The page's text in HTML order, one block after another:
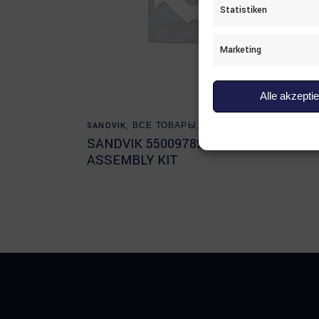
Statistiken
Marketing
Alle
Read more
SANDVIK, ВСЕ ТОВАРЫ ,
SANDVIK 55009785
ASSEMBLY KIT